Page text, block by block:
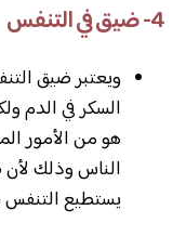
4- ضيق في التنفس
ويعتبر ضيق
السكر في الدم
هو من الأمور
الناس وذلك
يستطيع